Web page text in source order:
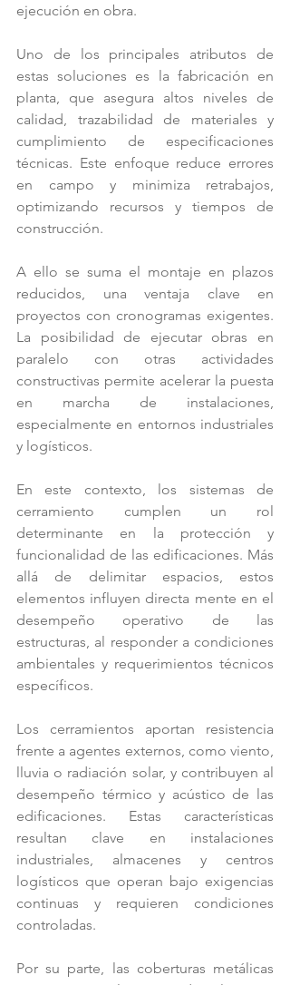
ejecución en obra.
Uno de los principales atributos de
estas soluciones es la fabricación en
planta, que asegura altos niveles de
calidad, trazabilidad de materiales y
cumplimiento de especificaciones
técnicas. Este enfoque reduce errores
en campo y minimiza retrabajos,
optimizando recursos y tiempos de
construcción.
A ello se suma el montaje en plazos
reducidos, una ventaja clave en
proyectos con cronogramas exigentes.
La posibilidad de ejecutar obras en
paralelo con otras actividades
constructivas permite acelerar la puesta
en marcha de instalaciones,
especialmente en entornos industriales
y logísticos.
En este contexto, los sistemas de
cerramiento cumplen un rol
determinante en la protección y
funcionalidad de las edificaciones. Más
allá de delimitar espacios, estos
elementos influyen directa mente en el
desempeño operativo de las
estructuras, al responder a condiciones
ambientales y requerimientos técnicos
específicos.
Los cerramientos aportan resistencia
frente a agentes externos, como viento,
lluvia o radiación solar, y contribuyen al
desempeño térmico y acústico de las
edificaciones. Estas características
resultan clave en instalaciones
industriales, almacenes y centros
logísticos que operan bajo exigencias
continuas y requieren condiciones
controladas.
Por su parte, las coberturas metálicas